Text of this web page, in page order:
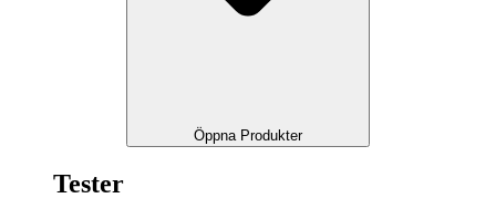
Öppna Produkter
Tester